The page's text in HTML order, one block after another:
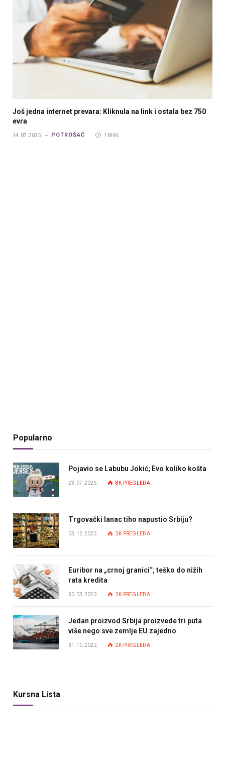
Još jedna internet prevara: Kliknula na link i ostala bez 750
evra
14.07.2025. POTROŠAČ 1 MIN.
Popularno
Pojavio se Labubu Jokić; Evo koliko košta
23.07.2025. 8K PREGLEDA
Trgovački lanac tiho napustio Srbiju?
03.12.2022. 3K PREGLEDA
Euribor na „crnoj granici“; teško do nižih
rata kredita
30.03.2023. 2K PREGLEDA
Jedan proizvod Srbija proizvede tri puta
više nego sve zemlje EU zajedno
31.10.2022. 2K PREGLEDA
Kursna Lista